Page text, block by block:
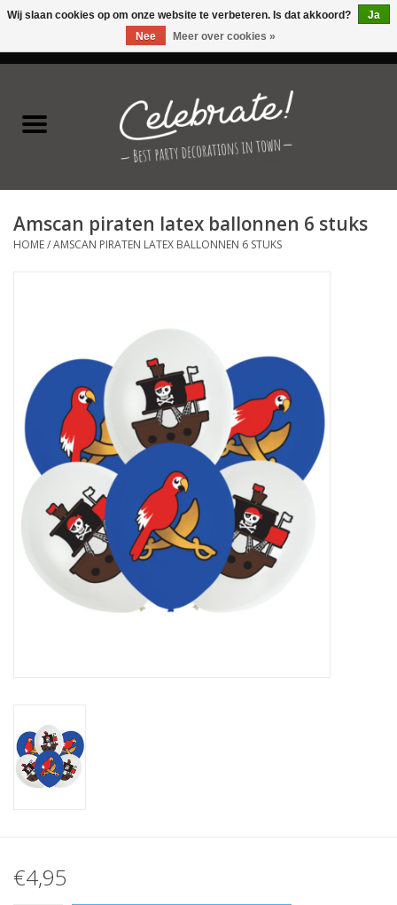
Latex ballonnen
Folie ballonnen
Verjaardag thema's
Kinderfeestjes
Cadeaus
Schmink&beauty
Accessoires
Amscan piraten latex ballonnen 6 stuks
HOME/AMSCAN PIRATEN LATEX BALLONNEN 6 STUKS
€4,95
Wij slaan cookies op om onze website te verbeteren. Is dat akkoord?
Ja
Nee
Meer over cookies »